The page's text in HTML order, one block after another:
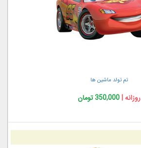
تم تولد ماشین ها
روزانه |350,000 تومان